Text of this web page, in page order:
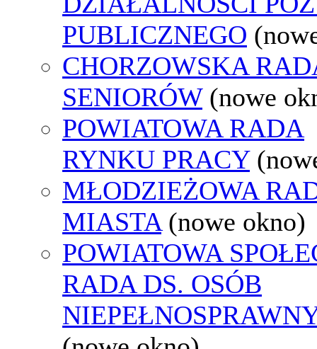
PUBLICZNEGO
CHORZOWSKA
SENIORÓW (nowe
POWIATOWA RADA
RYNKU PRACY
MŁODZIEŻOWA
MIASTA (nowe okno)
POWIATOWA
RADA DS. OSÓB